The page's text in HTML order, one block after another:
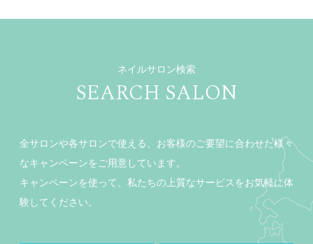
ネイルサロン検索
SEARCH SALON
全サロンや各サロンで使える、お客様のご要望に合わせた様々
なキャンペーンをご用意しています。
キャンペーンを使って、私たちの上質なサービスをお気軽に体
験してください。